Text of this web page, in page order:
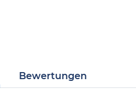
Bewertungen